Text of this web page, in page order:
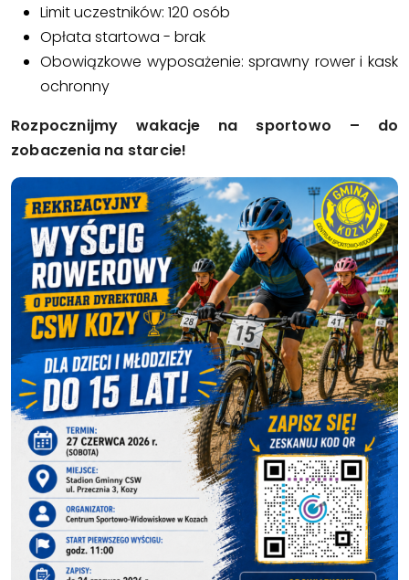
Limit uczestników: 120 osób
Opłata startowa - brak
Obowiązkowe wyposażenie: sprawny rower i kask
ochronny
Rozpocznijmy wakacje na sportowo – do
zobaczenia na starcie!